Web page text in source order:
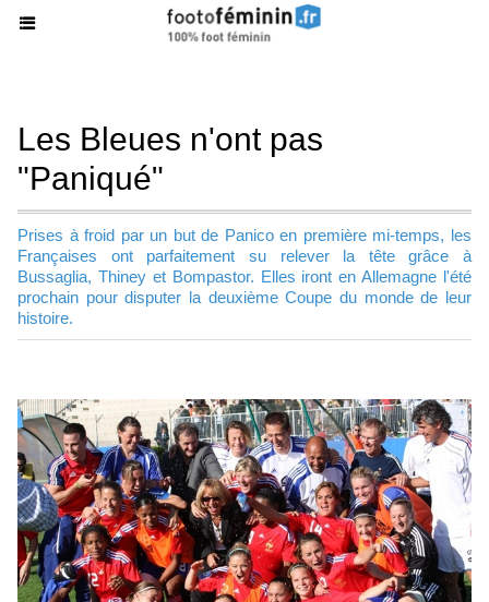
Les Bleues n'ont pas
"Paniqué"
Prises à froid par un but de Panico en première mi-temps, les
Françaises ont parfaitement su relever la tête grâce à
Bussaglia, Thiney et Bompastor. Elles iront en Allemagne l'été
prochain pour disputer la deuxième Coupe du monde de leur
histoire.